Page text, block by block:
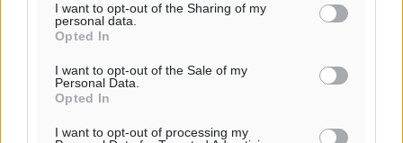
I want to opt-out of the Sharing of my
personal data.
Opted In
I want to opt-out of the Sale of my
Personal Data.
Opted In
I want to opt-out of processing my